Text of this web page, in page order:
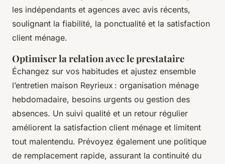
les indépendants et agences avec avis récents,
soulignant la fiabilité, la ponctualité et la satisfaction
client ménage.
Optimiser la relation avec le prestataire
Échangez sur vos habitudes et ajustez ensemble
l’entretien maison Reyrieux : organisation ménage
hebdomadaire, besoins urgents ou gestion des
absences. Un suivi qualité et un retour régulier
améliorent la satisfaction client ménage et limitent
tout malentendu. Prévoyez également une politique
de remplacement rapide, assurant la continuité du